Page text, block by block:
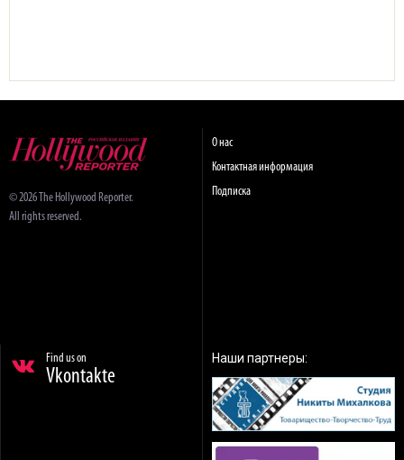
© 2026 The Hollywood Reporter.
All rights reserved.
О нас
Контактная информация
Подписка
Find us on
Vkontakte
Наши партнеры: